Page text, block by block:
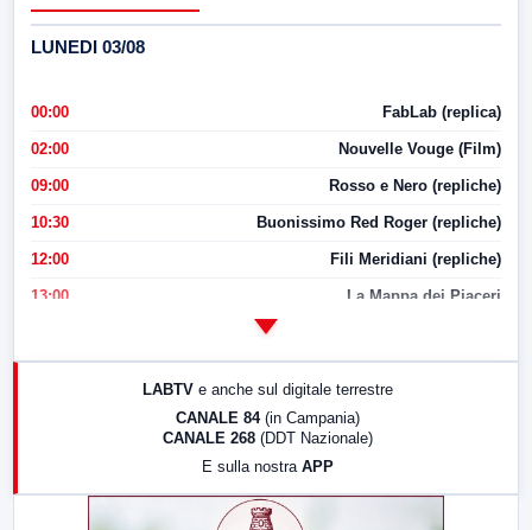
LUNEDI 03/08
00:00 FabLab (replica)
02:00 Nouvelle Vouge (Film)
09:00 Rosso e Nero (repliche)
10:30 Buonissimo Red Roger (repliche)
12:00 Fili Meridiani (repliche)
13:00 La Mappa dei Piaceri
LABTV e anche sul digitale terrestre
CANALE 84 (in Campania)
CANALE 268 (DDT Nazionale)
E sulla nostra APP